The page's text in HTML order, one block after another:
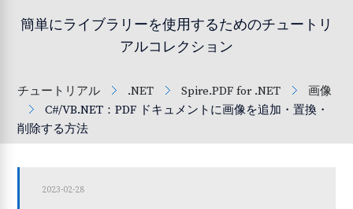
簡単にライブラリーを使用するためのチュートリ
アルコレクション
チュートリアル .NET Spire.PDF for .NET
画像
C#/VB.NET：PDF ドキュメントに画像を追加・置換・
削除する方法
2023-02-28